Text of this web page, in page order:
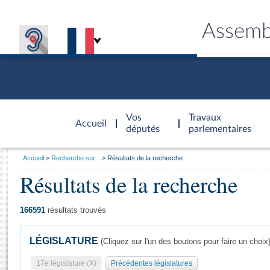
Accueil
d'accueil
Vos
députés
Travaux
parlementaires
Général
Vous
Accueil Recherche sur... Résultats de la recherche
Résultats de la recherche
166591 résultats trouvés
LÉGISLATURE (Cliquez sur l'un des boutons pour faire un choix)
17e législature (X) Précédentes législatures